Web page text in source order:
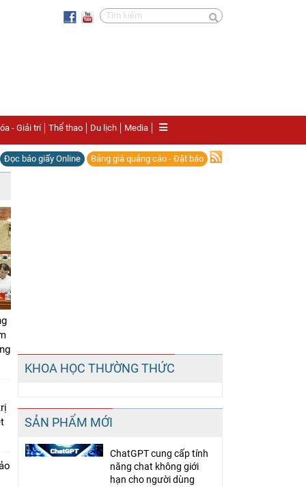
- Giải trí Thể thao Du lịch Media
Đọc báo giấy Online Bảng giá quảng cáo - Đặt báo
Chia sẻ
Facebook
KHOA HỌC THƯỜNG THỨC
SẢN PHẨM MỚI
ChatGPT cung cấp tính
năng chat không giới
hạn cho người dùng